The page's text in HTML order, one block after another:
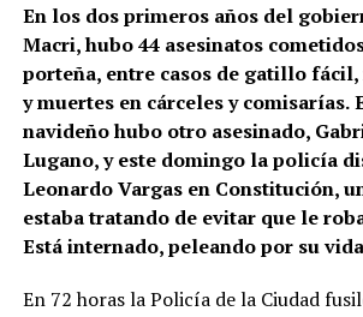
En los dos primeros años del
Macri, hubo 44 asesinatos
porteña, entre casos de gatillo
y muertes en cárceles y comisarías.
navideño hubo otro asesinado,
Lugano, y este domingo la policía
Leonardo Vargas en Constitución,
estaba tratando de evitar que le
Está internado, peleando por su
En 72 horas la Policía de la Ciudad